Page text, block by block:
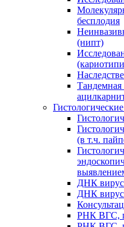
бесплодия
(нипт)
Тандемная
(в т.ч.
ДНК
ДНК
РНК ВГC,